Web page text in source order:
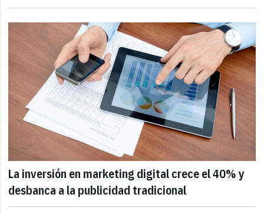
La inversión en marketing digital crece el 40% y
desbanca a la publicidad tradicional